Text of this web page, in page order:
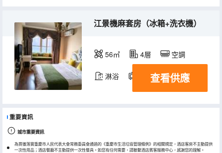
江景機麻套房（冰箱+洗衣機）
56㎡ 4層 空調
淋浴 電視機 冰箱
查看供應
重要資訊
城市重要資訊
為貫徹落實重慶市人民代表大會常務委員會通過的《重慶市生活垃圾管理條例》的相關規定，酒店客房不主動提供
一次性用品；酒店餐廳不主動提供一次性餐具。如您有任何需要，請聯繫酒店賓客服務中心，感謝您的理解。